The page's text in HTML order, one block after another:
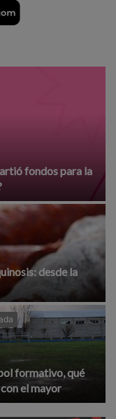
fondos para la
desde la
formativo, qué
el mayor